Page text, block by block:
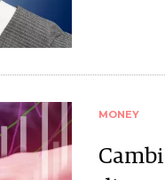
MONEY